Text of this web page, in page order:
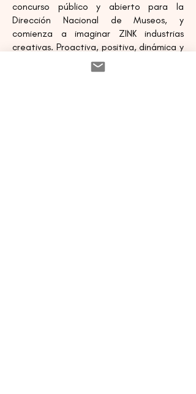
concurso público y abierto para la
Dirección Nacional de Museos, y
comienza a imaginar ZINK industrias
creativas. Proactiva, positiva, dinámica y
participativa crea la compañía en 2017,
con la misión de generar nuevas